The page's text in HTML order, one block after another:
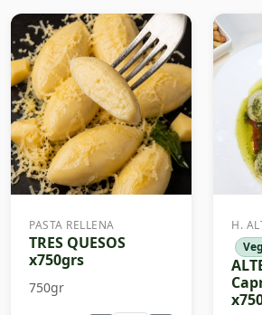
PASTA RELLENA
TRES QUESOS
x750grs
750gr
H.